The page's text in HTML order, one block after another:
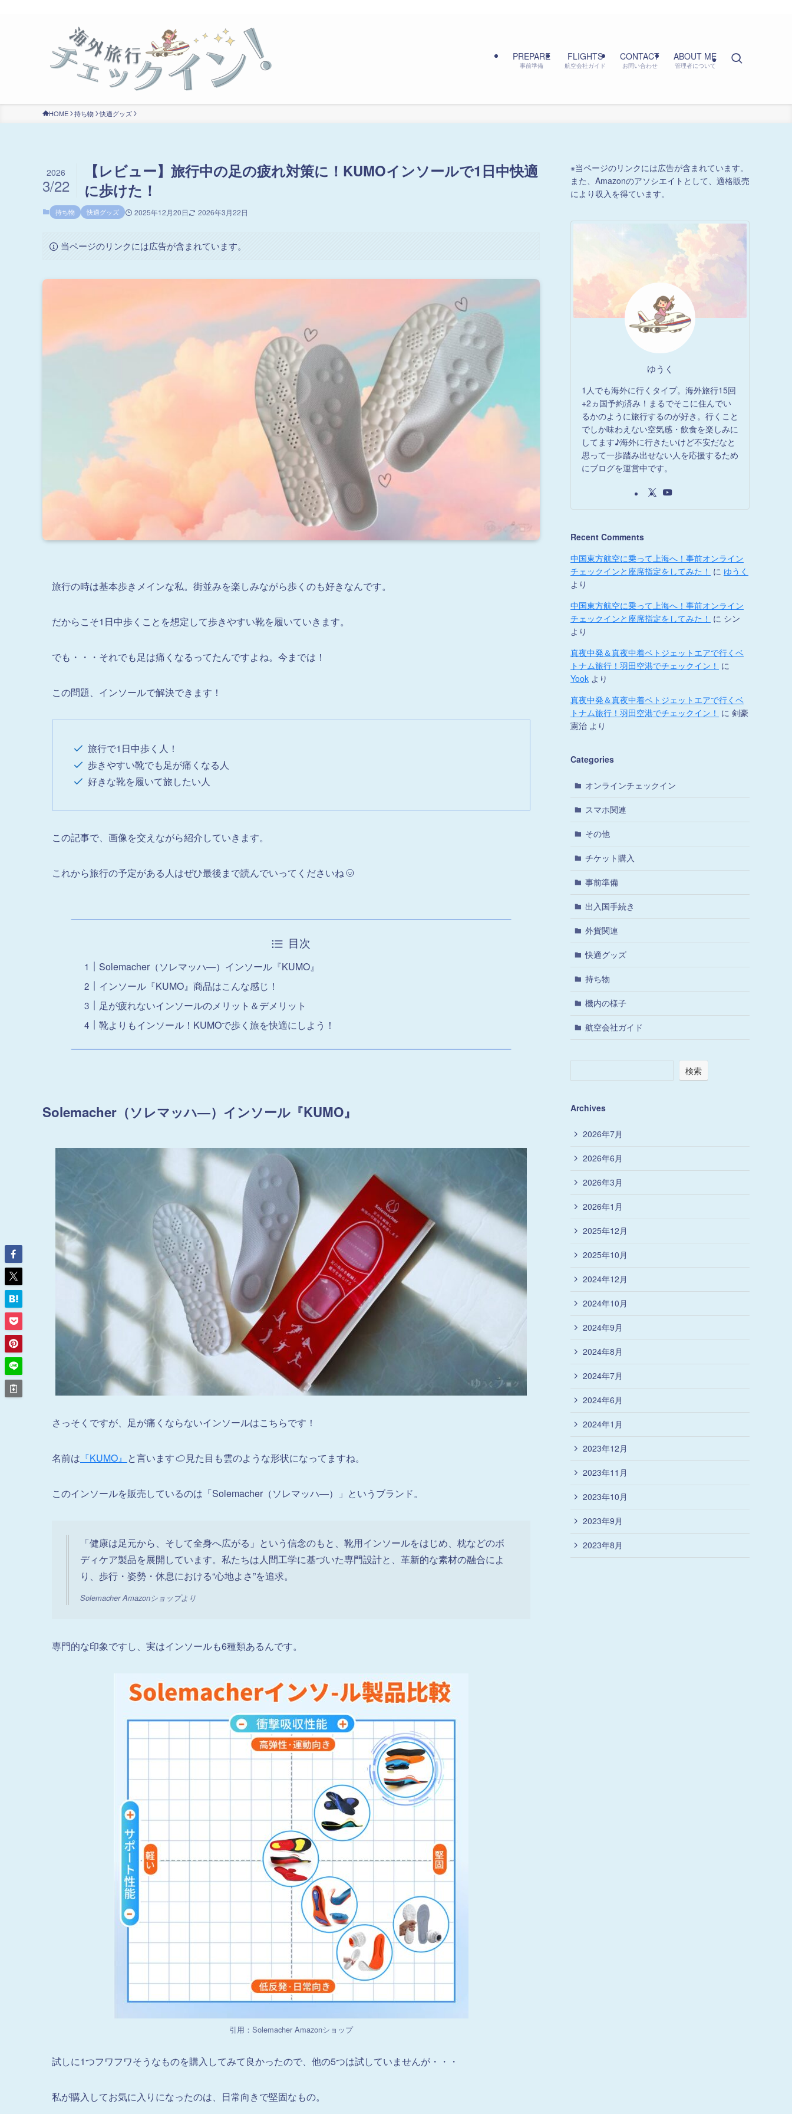
PREPARE
事前準備
FLIGHTS
航空会社ガイド
CONTACT
お問い合わせ
ABOUT ME
管理者について
HOME 持ち物 快適グッズ
【レビュー】旅行中の足の疲れ対策に！KUMOインソールで1日中快適
に歩けた！
2026
3/22
持ち物 快適グッズ 2025年12月20日 2026年3月22日
当ページのリンクには広告が含まれています。
旅行の時は基本歩きメインな私。街並みを楽しみながら歩くのも好きなんです。
だからこそ1日中歩くことを想定して歩きやすい靴を履いていきます。
でも・・・それでも足は痛くなるってたんですよね。今までは！
この問題、インソールで解決できます！
旅行で1日中歩く人！
歩きやすい靴でも足が痛くなる人
好きな靴を履いて旅したい人
この記事で、画像を交えながら紹介していきます。
これから旅行の予定がある人はぜひ最後まで読んでいってくださいね
目次
Solemacher（ソレマッハ―）インソール『KUMO』
インソール『KUMO』商品はこんな感じ！
足が疲れないインソールのメリット＆デメリット
靴よりもインソール！KUMOで歩く旅を快適にしよう！
Solemacher（ソレマッハ―）インソール『KUMO』
さっそくですが、足が痛くならないインソールはこちらです！
名前は 『KUMO』 と言います 見た目も雲のような形状になってますね。
このインソールを販売しているのは「Solemacher（ソレマッハ―）」というブランド。
「健康は足元から、そして全身へ広がる」という信念のもと、靴用インソールをはじめ、枕などのボ
ディケア製品を展開しています。私たちは人間工学に基づいた専門設計と、革新的な素材の融合によ
り、歩行・姿勢・休息における“心地よさ”を追求。
Solemacher Amazonショップより
専門的な印象ですし、実はインソールも6種類あるんです。
引用：Solemacher Amazonショップ
試しに1つフワフワそうなものを購入してみて良かったので、他の5つは試していませんが・・・
私が購入してお気に入りになったのは、日常向きで堅固なもの。
※当ページのリンクには広告が含まれています。
また、Amazonのアソシエイトとして、適格販売
により収入を得ています。
ゆうく
1人でも海外に行くタイプ。海外旅行15回
+2ヵ国予約済み！まるでそこに住んでい
るかのように旅行するのが好き。行くこと
でしか味わえない空気感・飲食を楽しみに
してます♪海外に行きたいけど不安だなと
思って一歩踏み出せない人を応援するため
にブログを運営中です。
Recent Comments
中国東方航空に乗って上海へ！事前オンライン
チェックインと座席指定をしてみた！ に ゆうく
より
中国東方航空に乗って上海へ！事前オンライン
チェックインと座席指定をしてみた！ に シン
より
真夜中発＆真夜中着ベトジェットエアで行くベ
トナム旅行！羽田空港でチェックイン！ に
Yook より
真夜中発＆真夜中着ベトジェットエアで行くベ
トナム旅行！羽田空港でチェックイン！ に 剣豪
憲治 より
Categories
オンラインチェックイン
スマホ関連
その他
チケット購入
事前準備
出入国手続き
外貨関連
快適グッズ
持ち物
機内の様子
航空会社ガイド
検索
Archives
2026年7月
2026年6月
2026年3月
2026年1月
2025年12月
2025年10月
2024年12月
2024年10月
2024年9月
2024年8月
2024年7月
2024年6月
2024年1月
2023年12月
2023年11月
2023年10月
2023年9月
2023年8月